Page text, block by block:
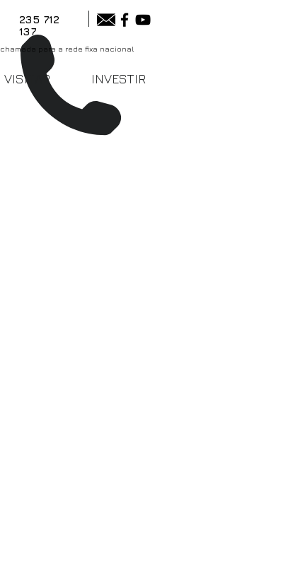
235 712
137
chamada para a rede fixa nacional
VISITAR INVESTIR